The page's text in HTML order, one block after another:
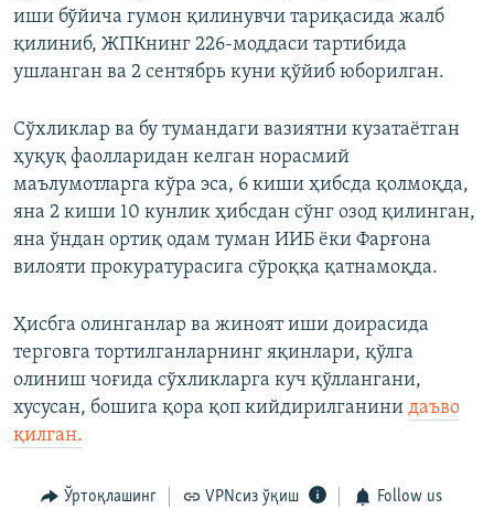
иши бўйича гумон қилинувчи тариқасида жалб
қилиниб, ЖПКнинг 226-моддаси тартибида
ушланган ва 2 сентябрь куни қўйиб юборилган.
Сўхликлар ва бу тумандаги вазиятни кузатаётган
ҳуқуқ фаолларидан келган норасмий
маълумотларга кўра эса, 6 киши ҳибсда қолмоқда,
яна 2 киши 10 кунлик ҳибсдан сўнг озод қилинган,
яна ўндан ортиқ одам туман ИИБ ёки Фарғона
вилояти прокуратурасига сўроққа қатнамоқда.
Ҳисбга олинганлар ва жиноят иши доирасида
терговга тортилганларнинг яқинлари, қўлга
олиниш чоғида сўхликларга куч қўллангани,
хусусан, бошига қора қоп кийдирилганини даъво
қилган.
Ўртоқлашинг VPNсиз ўқиш Follow us